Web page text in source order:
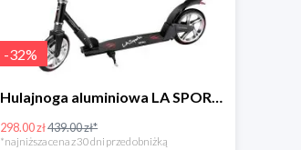
-32%
Hulajnoga aluminiowa LA SPORTS Swift -32%
298.00 zł439.00 zł*
*najniższa cena z 30 dni przed obniżką